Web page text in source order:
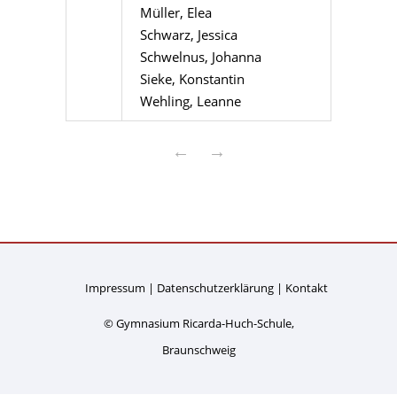
Müller, Elea
Schwarz, Jessica
Schwelnus, Johanna
Sieke, Konstantin
Wehling, Leanne
← →
Impressum Datenschutzerklärung Kontakt
© Gymnasium Ricarda-Huch-Schule,
Braunschweig